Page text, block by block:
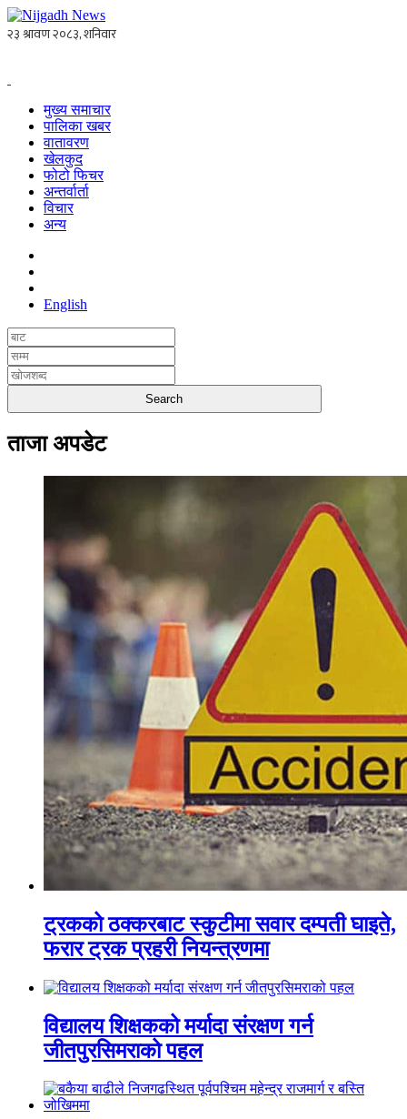
मुख्य समाचार
पालिका खबर
वातावरण
खेलकुद
फोटो फिचर
अन्तर्वार्ता
विचार
अन्य
English
ताजा अपडेट
ट्रकको ठक्करबाट स्कुटीमा सवार दम्पती घाइते,
फरार ट्रक प्रहरी नियन्त्रणमा
विद्यालय शिक्षकको मर्यादा संरक्षण गर्न
जीतपुरसिमराको पहल